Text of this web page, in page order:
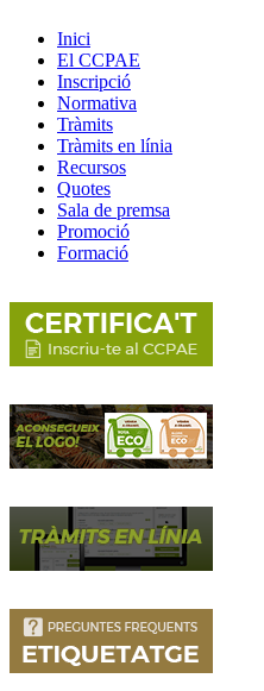
Inici
El CCPAE
Inscripció
Normativa
Tràmits
Tràmits en línia
Recursos
Quotes
Sala de premsa
Promoció
Formació